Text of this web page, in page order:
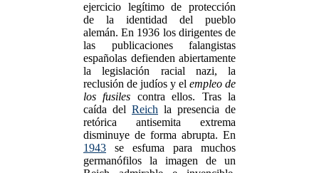
ejercicio legítimo de protección
de la identidad del pueblo
alemán. En 1936 los dirigentes de
las publicaciones falangistas
españolas defienden abiertamente
la legislación racial nazi, la
reclusión de judíos y el empleo de
los fusiles contra ellos. Tras la
caída del Reich la presencia de
retórica antisemita extrema
disminuye de forma abrupta. En
1943 se esfuma para muchos
germanófilos la imagen de un